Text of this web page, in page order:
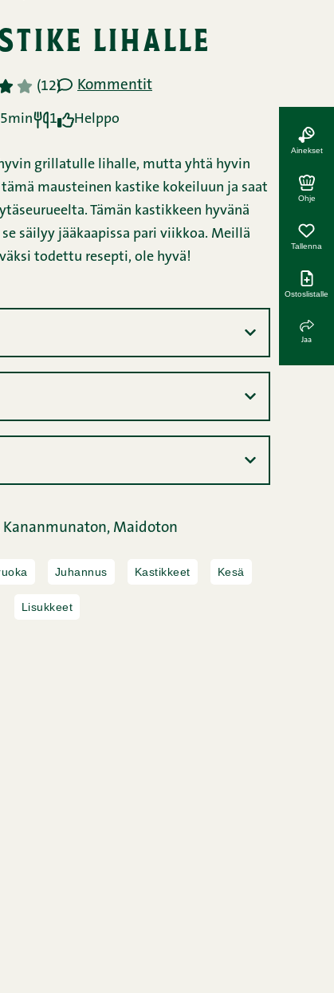
lihalle
4 5 (12) Kommentit
1 Helppo
grillatulle lihalle, mutta yhtä hyvin
mausteinen kastike kokeiluun ja saat
Tämän kastikkeen hyvänä
säilyy jääkaapissa pari viikkoa. Meillä
todettu resepti, ole hyvä!
Kananmunaton, Maidoton
Juhannus Kastikkeet Kesä
Lisukkeet
Ainekset
Ohje
Tallenna
Ostoslistalle
Jaa